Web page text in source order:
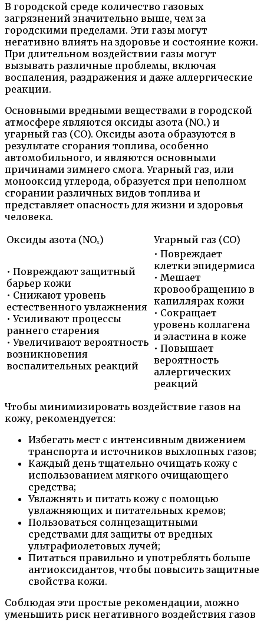
В городской среде количество газовых
загрязнений значительно выше, чем за
городскими пределами. Эти газы могут
негативно влиять на здоровье и состояние кожи.
При длительном воздействии газы могут
вызывать различные проблемы, включая
воспаления, раздражения и даже аллергические
реакции.
Основными вредными веществами в городской
атмосфере являются оксиды азота (NOₓ) и
угарный газ (CO). Оксиды азота образуются в
результате сгорания топлива, особенно
автомобильного, и являются основными
причинами зимнего смога. Угарный газ, или
монооксид углерода, образуется при неполном
сгорании различных видов топлива и
представляет опасность для жизни и здоровья
человека.
Оксиды азота (NOₓ)
Угарный газ (CO)
• Повреждают защитный
барьер кожи
• Снижают уровень
естественного увлажнения
• Усиливают процессы
раннего старения
• Увеличивают вероятность
возникновения
воспалительных реакций
• Повреждает
клетки эпидермиса
• Мешает
кровообращению в
капиллярах кожи
• Сокращает
уровень коллагена
и эластина в коже
• Повышает
вероятность
аллергических
реакций
Чтобы минимизировать воздействие газов на
кожу, рекомендуется:
Избегать мест с интенсивным движением
транспорта и источников выхлопных газов;
Каждый день тщательно очищать кожу с
использованием мягкого очищающего
средства;
Увлажнять и питать кожу с помощью
увлажняющих и питательных кремов;
Пользоваться солнцезащитными
средствами для защиты от вредных
ультрафиолетовых лучей;
Питаться правильно и употреблять больше
антиоксидантов, чтобы повысить защитные
свойства кожи.
Соблюдая эти простые рекомендации, можно
уменьшить риск негативного воздействия газов